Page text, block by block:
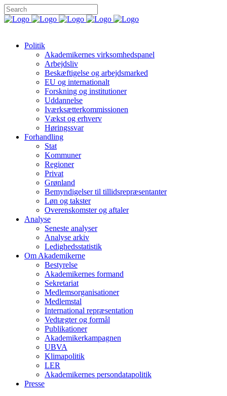
Politik
Akademikernes virksomhedspanel
Arbejdsliv
Beskæftigelse og arbejdsmarked
EU og internationalt
Forskning og institutioner
Uddannelse
Iværksætterkommissionen
Vækst og erhverv
Høringssvar
Forhandling
Stat
Kommuner
Regioner
Privat
Grønland
Bemyndigelser til tillidsrepræsentanter
Løn og takster
Overenskomster og aftaler
Analyse
Seneste analyser
Analyse arkiv
Ledighedsstatistik
Om Akademikerne
Bestyrelse
Akademikernes formand
Sekretariat
Medlemsorganisationer
Medlemstal
International repræsentation
Vedtægter og formål
Publikationer
Akademikerkampagnen
UBVA
Klimapolitik
LER
Akademikernes persondatapolitik
Presse